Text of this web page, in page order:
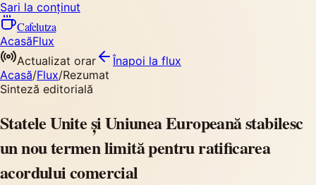
Sari la conținut
Cafelutza
AcasăFlux
Actualizat orar
Înapoi la flux
Acasă/Flux/Rezumat
Sinteză editorială
Statele Unite și Uniunea Europeană stabilesc
un nou termen limită pentru ratificarea
acordului comercial